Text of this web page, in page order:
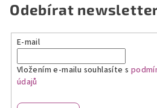
Odebírat
E-mail
Vložením e-mailu souhlasíte s
údajů